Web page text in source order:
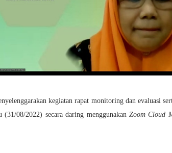
kegiatan rapat monitoring dan evaluasi
(31/08/2022) secara daring menggunakanZoom Cloud